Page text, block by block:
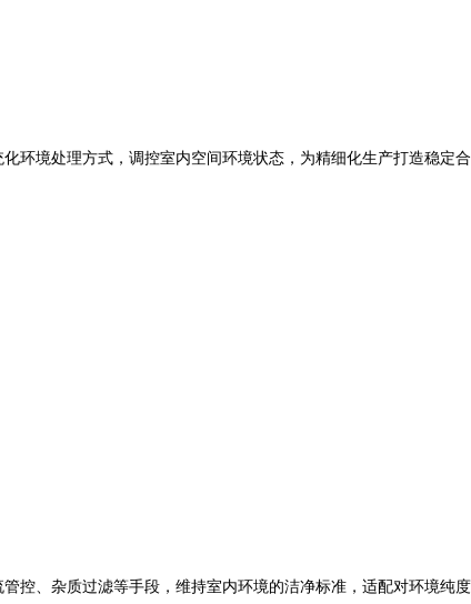
环境处理方式，调控室内空间环境状态，为精细化生产打造稳定合
控、杂质过滤等手段，维持室内环境的洁净标准，适配对环境纯度